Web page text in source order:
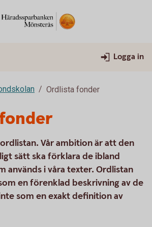
Logga in
Ordlista fonder
Vår ambition är att den
sätt ska förklara de ibland
används i våra texter. Ordlistan
en förenklad beskrivning av de
som en exakt definition av